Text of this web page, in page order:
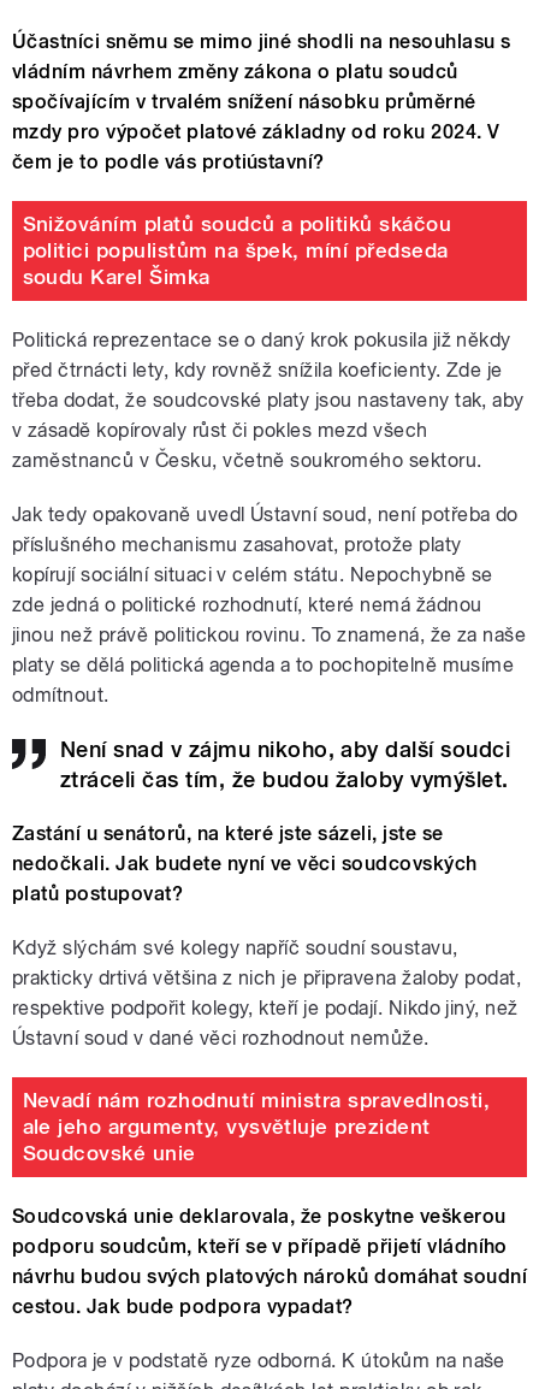
Účastníci sněmu se mimo jiné shodli na nesouhlasu s
vládním návrhem změny zákona o platu soudců
spočívajícím v trvalém snížení násobku průměrné
mzdy pro výpočet platové základny od roku 2024. V
čem je to podle vás protiústavní?
Snižováním platů soudců a politiků skáčou
politici populistům na špek, míní předseda
soudu Karel Šimka
Politická reprezentace se o daný krok pokusila již někdy
před čtrnácti lety, kdy rovněž snížila koeficienty. Zde je
třeba dodat, že soudcovské platy jsou nastaveny tak, aby
v zásadě kopírovaly růst či pokles mezd všech
zaměstnanců v Česku, včetně soukromého sektoru.
Jak tedy opakovaně uvedl Ústavní soud, není potřeba do
příslušného mechanismu zasahovat, protože platy
kopírují sociální situaci v celém státu. Nepochybně se
zde jedná o politické rozhodnutí, které nemá žádnou
jinou než právě politickou rovinu. To znamená, že za naše
platy se dělá politická agenda a to pochopitelně musíme
odmítnout.
Není snad v zájmu nikoho, aby další soudci
ztráceli čas tím, že budou žaloby vymýšlet.
Zastání u senátorů, na které jste sázeli, jste se
nedočkali. Jak budete nyní ve věci soudcovských
platů postupovat?
Když slýchám své kolegy napříč soudní soustavu,
prakticky drtivá většina z nich je připravena žaloby podat,
respektive podpořit kolegy, kteří je podají. Nikdo jiný, než
Ústavní soud v dané věci rozhodnout nemůže.
Nevadí nám rozhodnutí ministra spravedlnosti,
ale jeho argumenty, vysvětluje prezident
Soudcovské unie
Soudcovská unie deklarovala, že poskytne veškerou
podporu soudcům, kteří se v případě přijetí vládního
návrhu budou svých platových nároků domáhat soudní
cestou. Jak bude podpora vypadat?
Podpora je v podstatě ryze odborná. K útokům na naše